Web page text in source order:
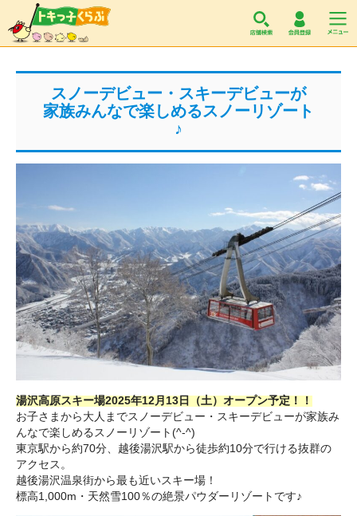
スノーデビュー・スキーデビューが
家族みんなで楽しめるスノーリゾート
♪
湯沢高原スキー場2025年12月13日（土）オープン予定！！
お子さまから大人までスノーデビュー・スキーデビューが家族み
んなで楽しめるスノーリゾート(^-^)
東京駅から約70分、越後湯沢駅から徒歩約10分で行ける抜群の
アクセス。
越後湯沢温泉街から最も近いスキー場！
標高1,000m・天然雪100％の絶景パウダーリゾートです♪